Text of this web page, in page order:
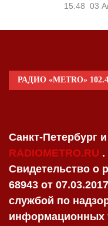
15:48 03
РАДИО «METRO»
Санкт-Петербург
RADIOMETRO.RU .
Свидетельство о
68943 от
службой по
информационных